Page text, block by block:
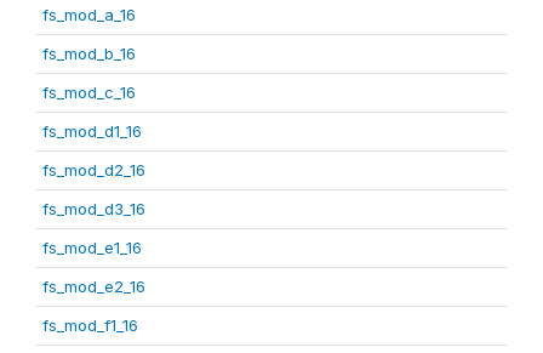
fs_mod_a_16
fs_mod_b_16
fs_mod_c_16
fs_mod_d1_16
fs_mod_d2_16
fs_mod_d3_16
fs_mod_e1_16
fs_mod_e2_16
fs_mod_f1_16